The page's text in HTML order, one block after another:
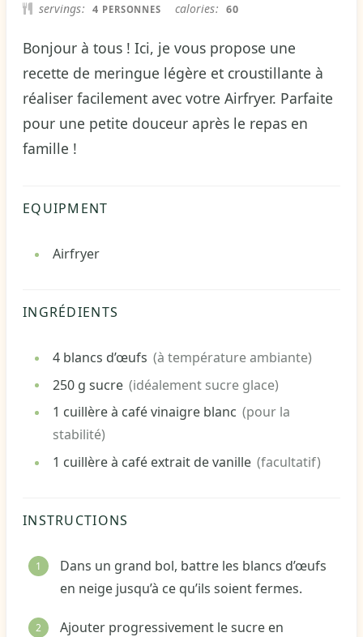
servings 4 PERSONNES calories 60
Bonjour à tous ! Ici, je vous propose une
recette de meringue légère et croustillante à
réaliser facilement avec votre Airfryer. Parfaite
pour une petite douceur après le repas en
famille !
EQUIPMENT
Airfryer
INGRÉDIENTS
4 blancs d’œufs (à température ambiante)
250 g sucre (idéalement sucre glace)
1 cuillère à cafévinaigre blanc (pour la
stabilité)
1 cuillère à café extrait de vanille (facultatif)
INSTRUCTIONS
Dans un grand bol, battre les blancs d’œufs
en neige jusqu’à ce qu’ils soient fermes.
Ajouter progressivement le sucre en